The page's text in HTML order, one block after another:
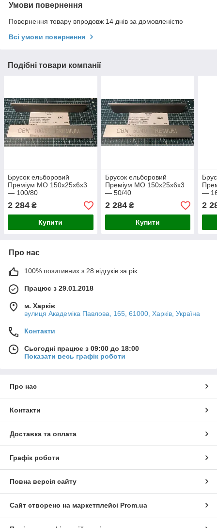
Умови повернення
Повернення товару впродовж 14 днів за домовленістю
Всі умови повернення
Подібні товари компанії
Брусок ельборовий
Преміум МО 150х25х6х3
— 100/80
2 284 ₴
Купити
Брусок ельборовий
Преміум МО 150х25х6х3
— 50/40
2 284₴
Купити
—
2
Про нас
100% позитивних з 28 відгуків за рік
Працює з 29.01.2018
м. Харків
вулиця Академіка Павлова, 165, 61000, Харків, Україна
Контакти
Сьогодні працює з 09:00 до 18:00
Показати весь графік роботи
Про нас
Контакти
Доставка та оплата
Графік роботи
Повна версія сайту
Сайт створено на маркетплейсі Prom.ua